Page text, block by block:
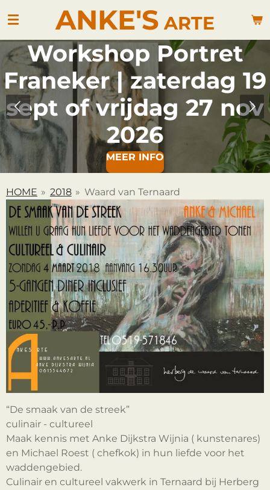
Ga
direct
naar
de
hoofdinhoud
ANKE'S ARTE
Workshop Portret
Franeker | zaterdag 19
sept of vrijdag 27 nov
2026
MEER INFO
HOME » 2018 » Waard van Ternaard
“De smaak van de streek”
culinair - cultureel
Maak kennis met Anke Dijkstra Wijnia ( kunstenares)
en Michael Roest ( chefkok) in hun liefde voor het
waddengebied.
Culinair en cultureel vakwerk in Ternaard bij Herberg